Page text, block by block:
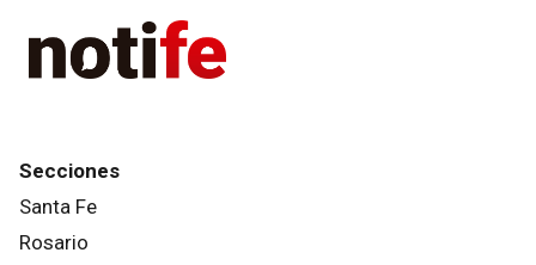
Secciones
Santa Fe
Rosario